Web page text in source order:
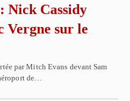
Nick Cassidy
Vergne sur le
par Mitch Evans devant Sam
de…